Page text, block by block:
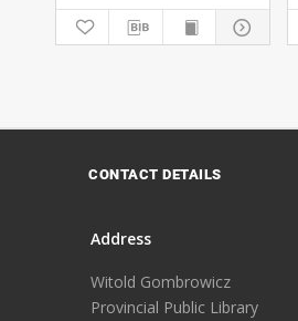
CONTACT DETAILS
Address
Witold Gombrowicz
Provincial Public Library